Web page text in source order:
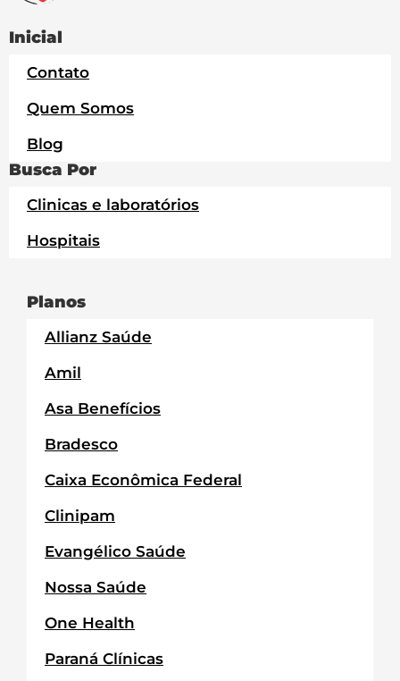
Inicial
Contato
Quem Somos
Blog
Busca Por
Clinicas e laboratórios
Hospitais
Planos
Allianz Saúde
Amil
Asa Benefícios
Bradesco
Caixa Econômica Federal
Clinipam
Evangélico Saúde
Nossa Saúde
One Health
Paraná Clínicas